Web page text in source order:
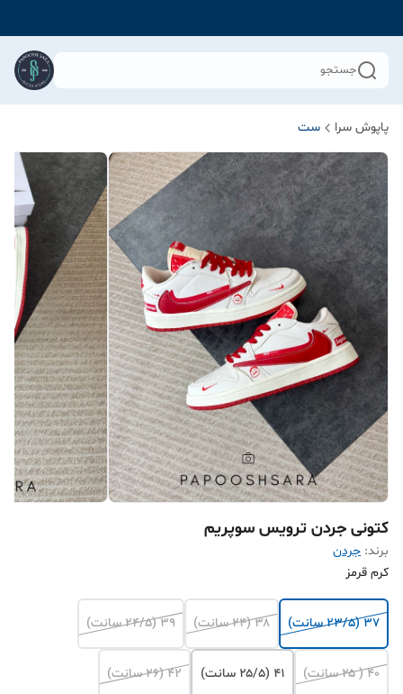
جستجو
پاپوش سرا ست
کتونی جردن ترویس سوپریم
برند: جردن
کرم قرمز
۳۷ (۲۳/۵ سانت) ۳۸ (۲۴ سانت) ۳۹ (۲۴/۵ سانت)
۴۰ ( ۲۵ سانت) ۴۱ (۲۵/۵ سانت) ۴۲ (۲۶ سانت)